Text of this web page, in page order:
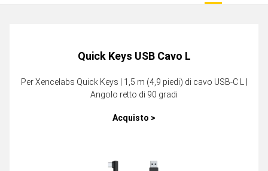
Quick Keys USB Cavo L
Per Xencelabs Quick Keys | 1,5 m (4,9 piedi) di cavo USB-C L |
Angolo retto di 90 gradi
Acquisto >